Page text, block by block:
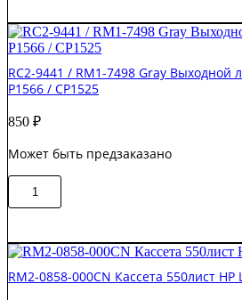
Лоток
подачи
бумаги
550-
лист.
HP
Entrprise
M630
Original
RC2-9441 / RM1-7498 Gray Выходной
P1566 / CP1525
850 ₽
Может быть предзаказано
Количество
товара
/
RM1-
7498
RM2-0858-000CN Кассета 550лист HP